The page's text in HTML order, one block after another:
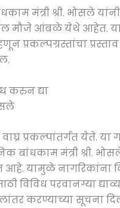
मंत्री श्री. भोसले
मौजे आंबळे येथे आहेत. या
प्रकल्पग्रस्तांचा
करुन द्या
वाघ्र प्रकल्पांतर्गत येते.
बांधकाम मंत्री श्री.
आहे. यामुळे नागरिकांना
विविध परवानग्या
करण्याच्या सूचना